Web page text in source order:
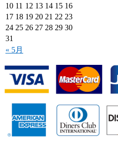
« 5月
10 11 12 13 14 15 16
17 18 19 20 21 22 23
24 25 26 27 28 29 30
31